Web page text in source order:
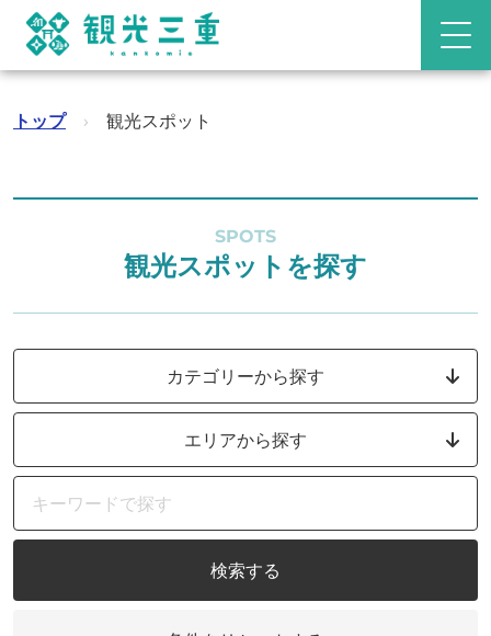
トップ › 観光スポット
SPOTS
観光スポットを探す
カテゴリーから探す
エリアから探す
検索する